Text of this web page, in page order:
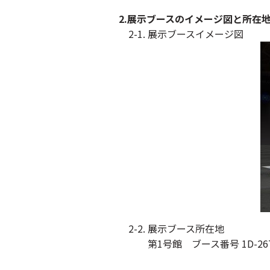
2.展示ブースのイメージ図と所在
2-1. 展示ブースイメージ図
2-2. 展示ブース所在地
第1号館 ブース番号 1D-